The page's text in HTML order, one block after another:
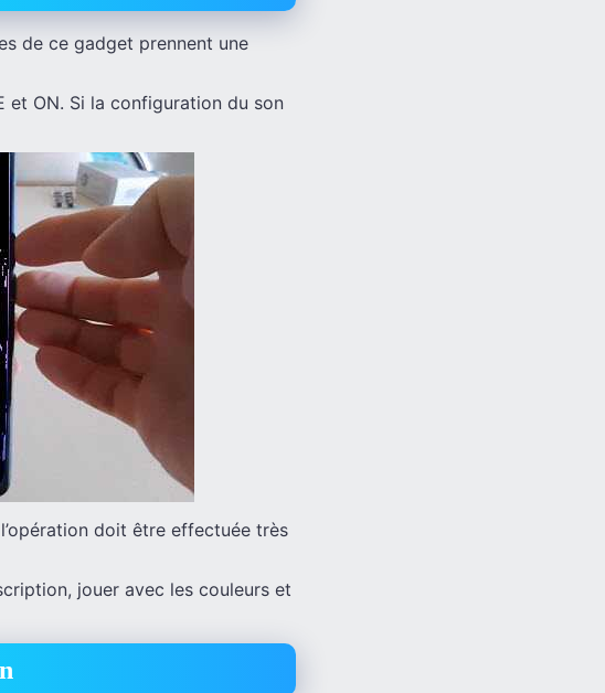
de ce gadget prennent une
et ON. Si la configuration du son
doit être effectuée très
jouer avec les couleurs et